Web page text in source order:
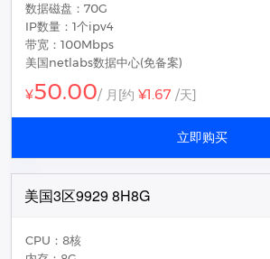
数据磁盘：70G
IP数量：1个ipv4
带宽：100Mbps
美国netlabs数据中心(免备案)
¥50.00/ 月 [约 ¥1.67 /天]
立即购买
美国3区9929 8H8G
CPU：8核